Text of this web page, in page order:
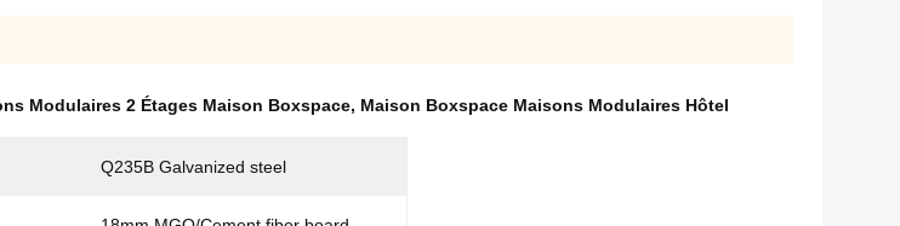
Modulaires 2 Étages Maison Boxspace, Maison Boxspace Maisons Modulaires Hôtel
Q235B Galvanized steel